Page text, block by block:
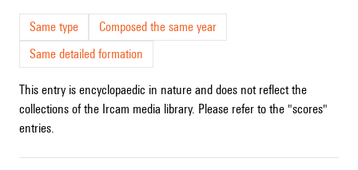
Same type
Composed the same year
Same detailed formation
This entry is encyclopaedic in nature and does not reflect the
collections of the Ircam media library. Please refer to the "scores"
entries.